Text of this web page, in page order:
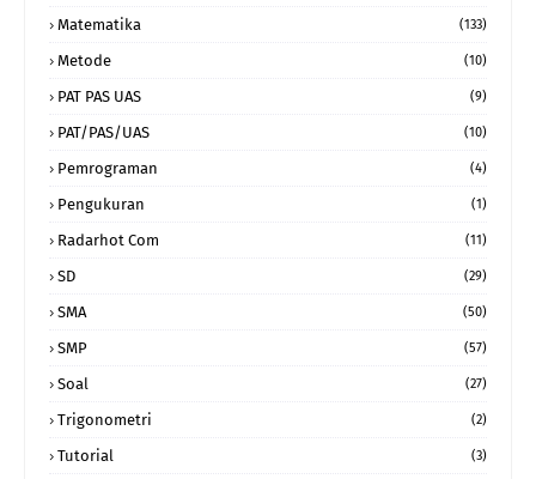
Matematika (133)
Metode (10)
PAT PAS UAS (9)
PAT/PAS/UAS (10)
Pemrograman (4)
Pengukuran (1)
Radarhot Com (11)
SD (29)
SMA (50)
SMP (57)
Soal (27)
Trigonometri (2)
Tutorial (3)